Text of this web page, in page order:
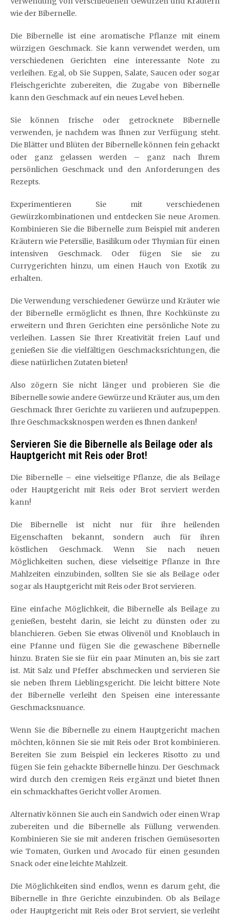
wie der Bibernelle.
Die Bibernelle ist eine aromatische Pflanze mit einem
würzigen Geschmack. Sie kann verwendet werden, um
verschiedenen Gerichten eine interessante Note zu
verleihen. Egal, ob Sie Suppen, Salate, Saucen oder sogar
Fleischgerichte zubereiten, die Zugabe von Bibernelle
kann den Geschmack auf ein neues Level heben.
Sie können frische oder getrocknete Bibernelle
verwenden, je nachdem was Ihnen zur Verfügung steht.
Die Blätter und Blüten der Bibernelle können fein gehackt
oder ganz gelassen werden – ganz nach Ihrem
persönlichen Geschmack und den Anforderungen des
Rezepts.
Experimentieren Sie mit verschiedenen
Gewürzkombinationen und entdecken Sie neue Aromen.
Kombinieren Sie die Bibernelle zum Beispiel mit anderen
Kräutern wie Petersilie, Basilikum oder Thymian für einen
intensiven Geschmack. Oder fügen Sie sie zu
Currygerichten hinzu, um einen Hauch von Exotik zu
erhalten.
Die Verwendung verschiedener Gewürze und Kräuter wie
der Bibernelle ermöglicht es Ihnen, Ihre Kochkünste zu
erweitern und Ihren Gerichten eine persönliche Note zu
verleihen. Lassen Sie Ihrer Kreativität freien Lauf und
genießen Sie die vielfältigen Geschmacksrichtungen, die
diese natürlichen Zutaten bieten!
Also zögern Sie nicht länger und probieren Sie die
Bibernelle sowie andere Gewürze und Kräuter aus, um den
Geschmack Ihrer Gerichte zu variieren und aufzupeppen.
Ihre Geschmacksknospen werden es Ihnen danken!
Servieren Sie die Bibernelle als Beilage oder als
Hauptgericht mit Reis oder Brot!
Die Bibernelle – eine vielseitige Pflanze, die als Beilage
oder Hauptgericht mit Reis oder Brot serviert werden
kann!
Die Bibernelle ist nicht nur für ihre heilenden
Eigenschaften bekannt, sondern auch für ihren
köstlichen Geschmack. Wenn Sie nach neuen
Möglichkeiten suchen, diese vielseitige Pflanze in Ihre
Mahlzeiten einzubinden, sollten Sie sie als Beilage oder
sogar als Hauptgericht mit Reis oder Brot servieren.
Eine einfache Möglichkeit, die Bibernelle als Beilage zu
genießen, besteht darin, sie leicht zu dünsten oder zu
blanchieren. Geben Sie etwas Olivenöl und Knoblauch in
eine Pfanne und fügen Sie die gewaschene Bibernelle
hinzu. Braten Sie sie für ein paar Minuten an, bis sie zart
ist. Mit Salz und Pfeffer abschmecken und servieren Sie
sie neben Ihrem Lieblingsgericht. Die leicht bittere Note
der Bibernelle verleiht den Speisen eine interessante
Geschmacksnuance.
Wenn Sie die Bibernelle zu einem Hauptgericht machen
möchten, können Sie sie mit Reis oder Brot kombinieren.
Bereiten Sie zum Beispiel ein leckeres Risotto zu und
fügen Sie fein gehackte Bibernelle hinzu. Der Geschmack
wird durch den cremigen Reis ergänzt und bietet Ihnen
ein schmackhaftes Gericht voller Aromen.
Alternativ können Sie auch ein Sandwich oder einen Wrap
zubereiten und die Bibernelle als Füllung verwenden.
Kombinieren Sie sie mit anderen frischen Gemüsesorten
wie Tomaten, Gurken und Avocado für einen gesunden
Snack oder eine leichte Mahlzeit.
Die Möglichkeiten sind endlos, wenn es darum geht, die
Bibernelle in Ihre Gerichte einzubinden. Ob als Beilage
oder Hauptgericht mit Reis oder Brot serviert, sie verleiht